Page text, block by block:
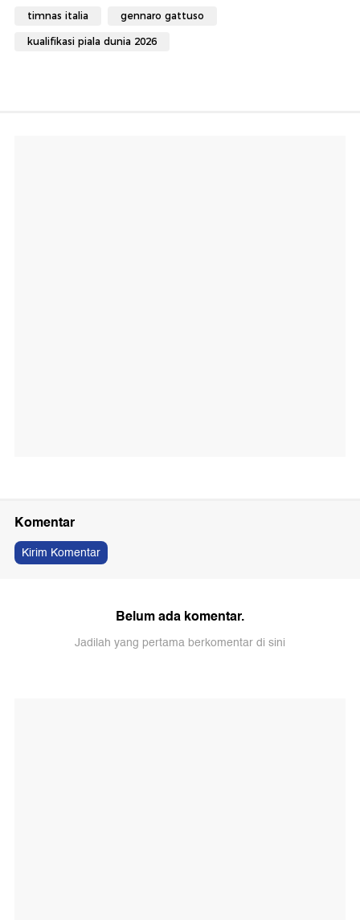
timnas italia gennaro gattuso
kualifikasi piala dunia 2026
Komentar
Kirim Komentar
Belum ada komentar.
Jadilah yang pertama berkomentar di sini